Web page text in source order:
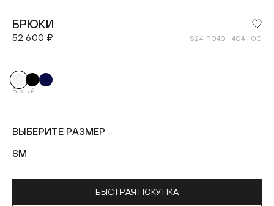
БРЮКИ
52 600 ₽ S24-P040-1404-100
Белый
ВЫБЕРИТЕ РАЗМЕР
SM
БЫСТРАЯ ПОКУПКА